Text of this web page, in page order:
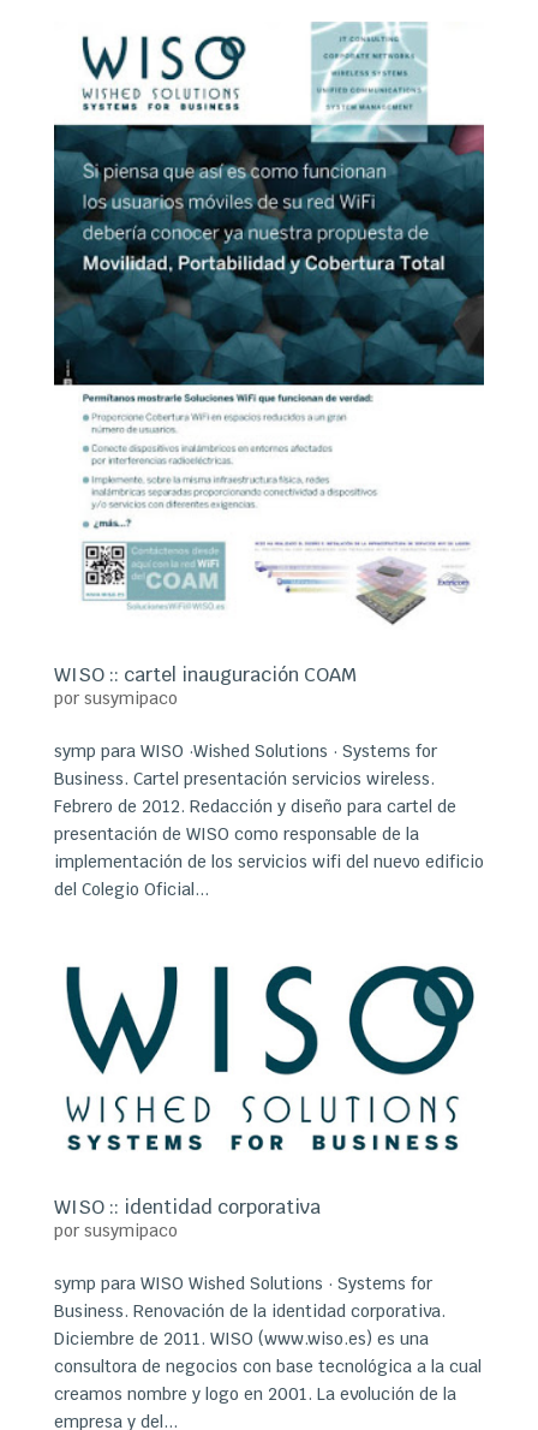
WISO :: cartel inauguración COAM
por susymipaco
symp para WISO ·Wished Solutions · Systems for
Business. Cartel presentación servicios wireless.
Febrero de 2012. Redacción y diseño para cartel de
presentación de WISO como responsable de la
implementación de los servicios wifi del nuevo edificio
del Colegio Oficial...
WISO :: identidad corporativa
por susymipaco
symp para WISO Wished Solutions · Systems for
Business. Renovación de la identidad corporativa.
Diciembre de 2011. WISO (www.wiso.es) es una
consultora de negocios con base tecnológica a la cual
creamos nombre y logo en 2001. La evolución de la
empresa y del...